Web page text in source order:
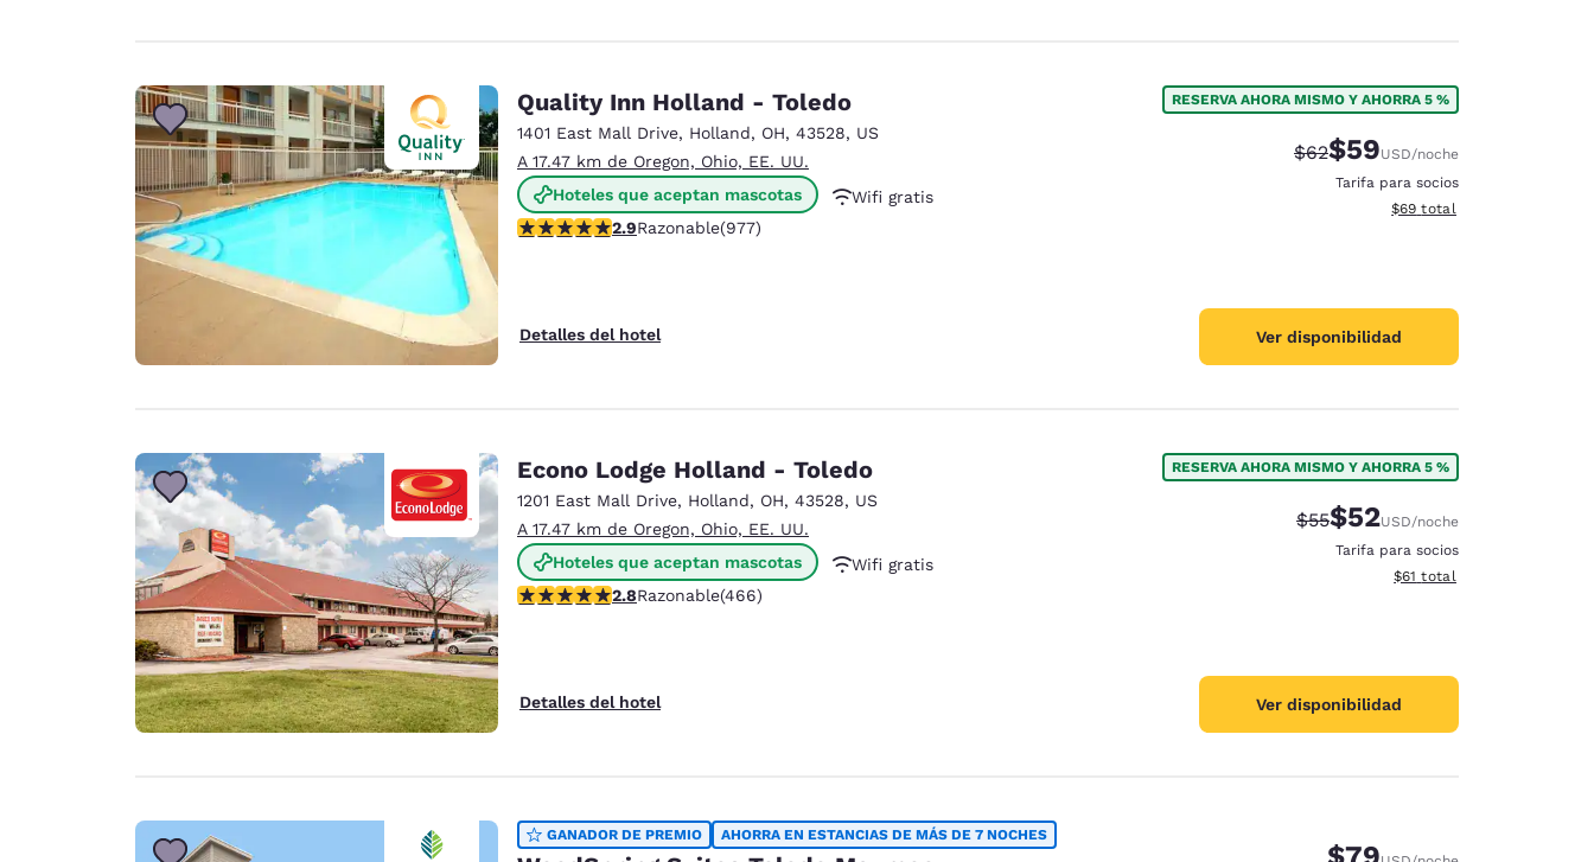
Quality Inn Holland - Toledo
1401 East Mall Drive, Holland, OH, 43528, US
A 17.47 km de Oregon, Ohio, EE. UU.
Hoteles que aceptan mascotas
Wifi gratis
Desayuno continental gratis
Calificación de 2.89 estrellas. Razonable. 977 reseñas
2.9Razonable(977)
Detalles del hotel
RESERVA AHORA MISMO Y AHORRA 5 %
Tarifa tachada:
$62Tarifa reducida:
$59USD/noche
Tarifa para socios
Ver detalles totales
$69 total
Ver disponibilidad
Econo Lodge Holland - Toledo
1201 East Mall Drive, Holland, OH, 43528, US
A 17.47 km de Oregon, Ohio, EE. UU.
Hoteles que aceptan mascotas
Wifi gratis
Servicio de lavandería
Calificación de 2.77 estrellas. Razonable. 466 reseñas
2.8Razonable(466)
Detalles del hotel
RESERVA AHORA MISMO Y AHORRA 5 %
Tarifa tachada:
$55Tarifa reducida:
$52USD/noche
Tarifa para socios
Ver detalles totales
$61 total
Ver disponibilidad
GANADOR DE PREMIO AHORRA EN ESTANCIAS DE MÁS DE 7 NOCHES